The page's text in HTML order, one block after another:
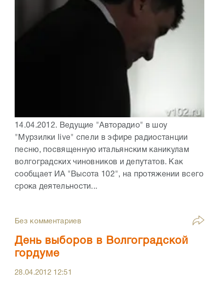
14.04.2012. Ведущие "Авторадио" в шоу
"Мурзилки live" спели в эфире радиостанции
песню, посвященную итальянским каникулам
волгоградских чиновников и депутатов. Как
сообщает ИА "Высота 102", на протяжении всего
срока деятельности...
Без комментариев
День выборов в Волгоградской
гордуме
28.04.2012 12:51